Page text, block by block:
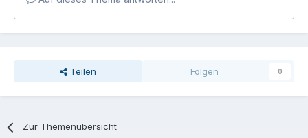
Teilen Folgen 0
Zur Themenübersicht